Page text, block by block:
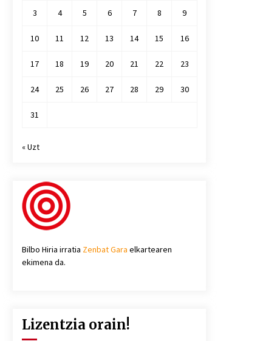
3 4 5 6 7 8 9
10 11 12 13 14 15 16
17 18 19 20 21 22 23
24 25 26 27 28 29 30
31
« Uzt
Bilbo Hiria irratia Zenbat Gara elkartearen
ekimena da.
Lizentzia orain!